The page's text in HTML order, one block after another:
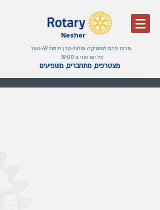
Nesher
מרכז פייס למוסיקה ומחול-קרן היסוד 49-נשר
כל יום שני ב 19:00
מצטרפים, מתחברים, משפיעים